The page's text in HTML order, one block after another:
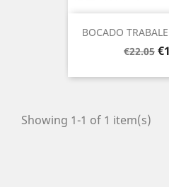
BOCADO
Regular
€22.05
Showing 1-1 of 1 item(s)